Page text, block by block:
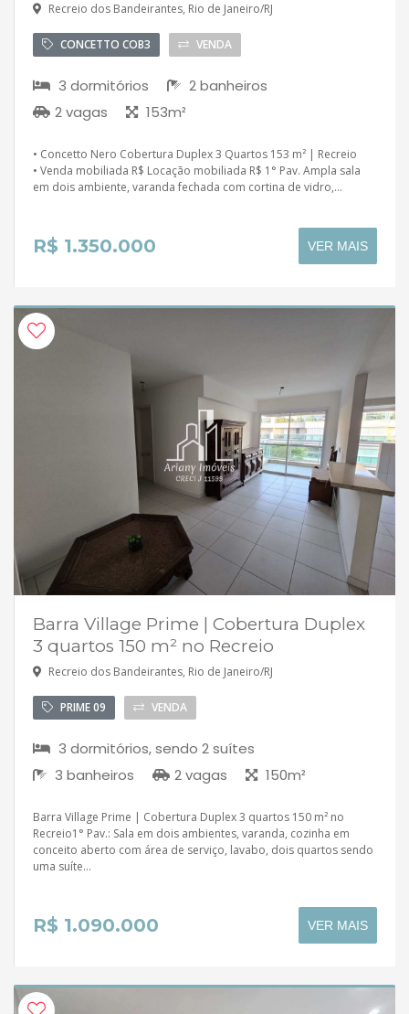
Recreio dos Bandeirantes, Rio de Janeiro/RJ
CONCETTO COB3 VENDA
3 dormitórios
2 banheiros
2 vagas
153m²
• Concetto Nero Cobertura Duplex 3 Quartos 153 m² | Recreio
• Venda mobiliada R$ Locação mobiliada R$ 1° Pav. Ampla sala
em dois ambiente, varanda fechada com cortina de vidro,...
R$ 1.350.000 VER MAIS
Barra Village Prime | Cobertura Duplex
3 quartos 150 m² no Recreio
Recreio dos Bandeirantes, Rio de Janeiro/RJ
PRIME 09 VENDA
3 dormitórios, sendo 2 suítes
3 banheiros
2 vagas 150m²
Barra Village Prime | Cobertura Duplex 3 quartos 150 m² no
Recreio1° Pav.: Sala em dois ambientes, varanda, cozinha em
conceito aberto com área de serviço, lavabo, dois quartos sendo
uma suíte...
R$ 1.090.000 VER MAIS